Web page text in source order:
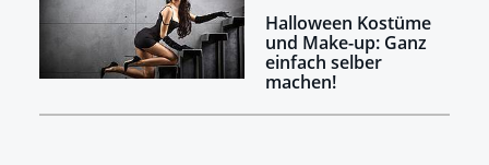
Halloween Kostüme
und Make-up: Ganz
einfach selber
machen!